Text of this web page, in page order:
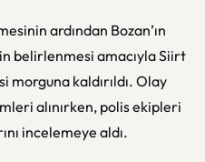
ardından Bozan’ın
belirlenmesi amacıyla Siirt
morguna kaldırıldı. Olay
alınırken, polis ekipleri
incelemeye aldı.